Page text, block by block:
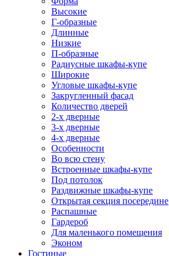
Высокие
Г-образные
Длинные
Низкие
П-образные
Радиусные шкафы-купе
Широкие
Угловые шкафы-купе
Закругленный фасад
Количество дверей
2-х дверные
3-х дверные
4-х дверные
Особенности
Во всю стену
Встроенные шкафы-купе
Под потолок
Раздвижные шкафы-купе
Открытая секция посередине
Распашные
Гардероб
Для маленького помещения
Эконом
Гостиные